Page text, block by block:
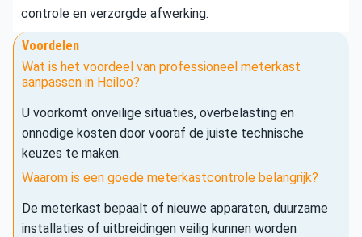
controle en verzorgde afwerking.
Voordelen
Wat is het voordeel van professioneel meterkast
aanpassen in Heiloo?
U voorkomt onveilige situaties, overbelasting en
onnodige kosten door vooraf de juiste technische
keuzes te maken.
Waarom is een goede meterkastcontrole belangrijk?
De meterkast bepaalt of nieuwe apparaten, duurzame
installaties of uitbreidingen veilig kunnen worden